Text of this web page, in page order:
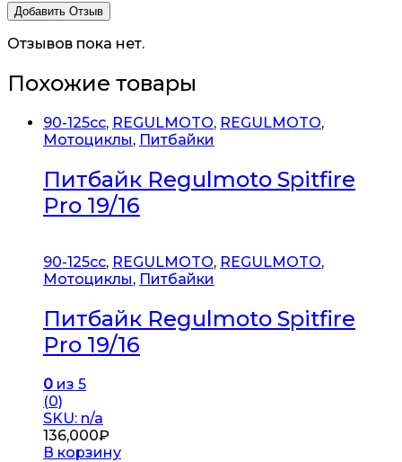
Отзывов пока нет.
Похожие товары
90-125cc, REGULMOTO, REGULMOTO,
Мотоциклы, Питбайки
Питбайк Regulmoto Spitfire
Pro 19/16
90-125cc, REGULMOTO, REGULMOTO,
Мотоциклы, Питбайки
Питбайк Regulmoto Spitfire
Pro 19/16
0 из 5
(0)
SKU: n/a
136,000₽
В корзину